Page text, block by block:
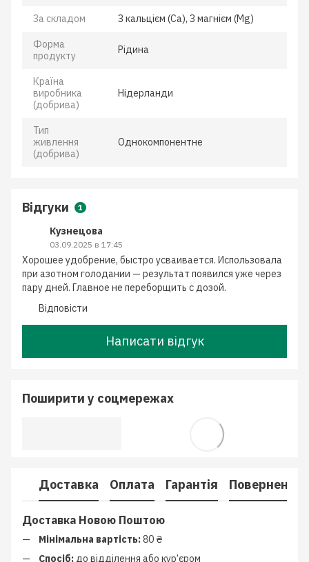
За складом З кальцієм (Ca), З магнієм (Mg)
Форма
продукту
Рідина
Країна
виробника
(добрива)
Нідерланди
Тип
живлення
(добрива)
Однокомпонентне
Відгуки 1
Кузнецова
03.09.2025 в 17:45
Хорошее удобрение, быстро усваивается. Использовала
при азотном голодании — результат появился уже через
пару дней. Главное не переборщить с дозой.
Відповісти
Написати відгук
Поширити у соцмережах
Доставка Оплата Гарантія Повернення
Доставка Новою Поштою
Мінімальна вартість:80 ₴
Спосіб:до відділення або кур’єром